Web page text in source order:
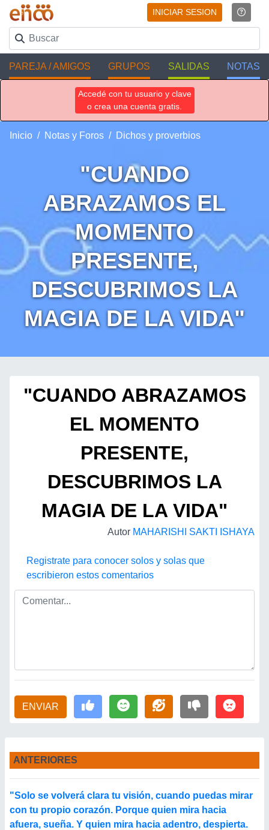
INICIAR SESION
PAREJA / AMIGOS GRUPOS SALIDAS NOTAS
Accedé con tu usuario y clave
o crea una cuenta gratis.
Inicio Notas y Foros Dichos y proverbios
"CUANDO
ABRAZAMOS EL
MOMENTO
PRESENTE,
DESCUBRIMOS LA
MAGIA DE LA VIDA"
"CUANDO ABRAZAMOS
EL MOMENTO
PRESENTE,
DESCUBRIMOS LA
MAGIA DE LA VIDA"
Autor MAHARISHI SAKTI ISHAYA
Registrate para conocer solos y solas que
escribieron estos comentarios
ENVIAR
ANTERIORES
"Solo se volverá clara tu visión, cuando puedas mirar
con tu propio corazón. Porque quien mira hacia
afuera, sueña. Y quien mira hacia adentro, despierta.